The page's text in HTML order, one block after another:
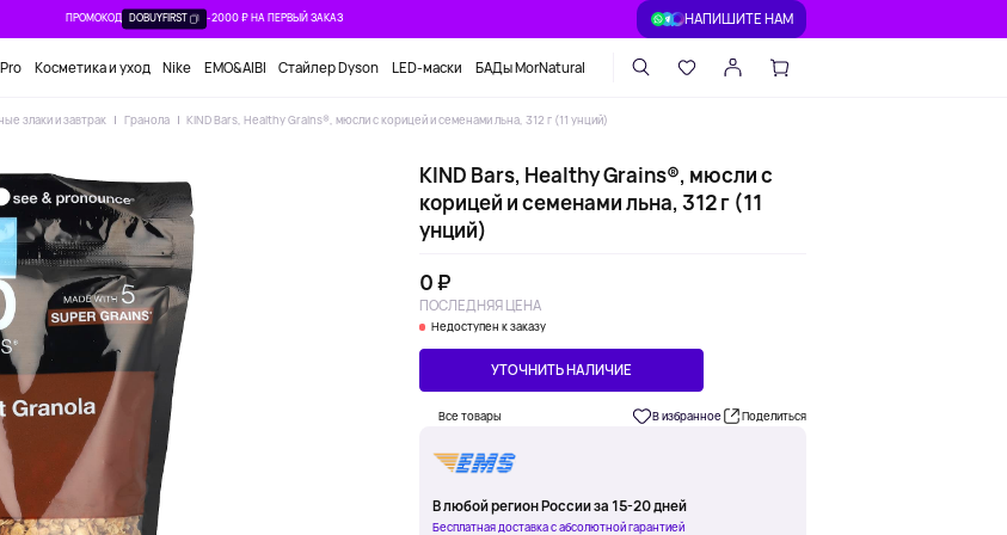
ПРОМОКОД DOBUYFIRST -2000 ₽ НА ПЕРВЫЙ ЗАКАЗ НАПИШИТЕ НАМ
Косметика и уход Nike EMO&AIBI Стайлер Dyson LED-маски БАДы MorNatural
злаки и завтрак Гранола KIND Bars, Healthy Grains®, мюсли с корицей и семенами льна, 312 г (11 унций)
KIND Bars, Healthy Grains®, мюсли с
корицей и семенами льна, 312 г (11
унций)
0 ₽
ПОСЛЕДНЯЯ ЦЕНА
Недоступен к заказу
УТОЧНИТЬ НАЛИЧИЕ
Все товары В избранное Поделиться
В любой регион России за 15-20 дней
Бесплатная доставка с абсолютной гарантией